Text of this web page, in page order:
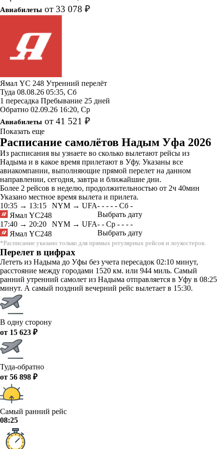
Авиабилеты от 33 078 ₽
Ямал YC 248 Утренний перелёт
Туда 08.08.26 05:35, Сб
1 пересадка Пребывание 25 дней
Обратно 02.09.26 16:20, Ср
Авиабилеты от 41 521 ₽
Показать еще
Расписание самолётов Надым Уфа 2026
Из расписания вы узнаете во сколько вылетают рейсы из
Надыма и в какое время прилетают в Уфу. Указаны все
авиакомпании, выполняющие прямой перелет на данном
направлении, сегодня, завтра и ближайшие дни.
Более 2 рейсов в неделю, продолжительностью от 2ч 40мин
Указано местное время вылета и прилета.
10:35 → 13:15
Ямал YC248
NYM → UFA- - - - - Сб -
Выбрать дату
17:40 → 20:20
Ямал YC248
NYM → UFA- - Ср - - - -
Выбрать дату
*Расписание указано только для прямых регулярных рейсов и лоукостеров.
Перелет в цифрах
Лететь из Надыма до Уфы без учета пересадок 02:10 минут,
расстояние между городами 1520 км. или 944 миль. Самый
ранний утренний самолет из Надыма отправляется в Уфу в 08:25
минут. А самый поздний вечерний рейс вылетает в 15:30.
В одну сторону
от 15 623 ₽
Туда-обратно
от 56 898 ₽
Самый ранний рейс
08:25